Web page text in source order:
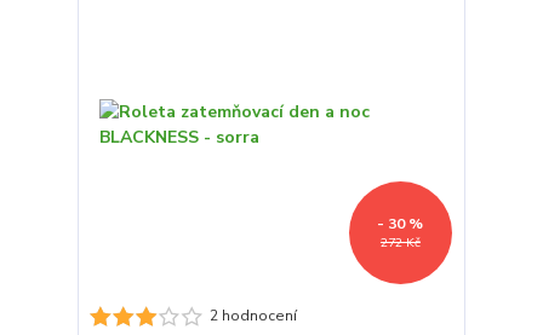
272 Kč
- 30 %
2 hodnocení